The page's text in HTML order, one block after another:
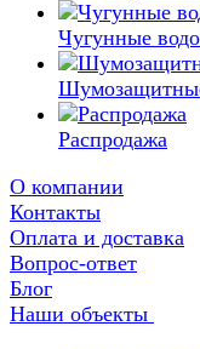
Чугунные
Распродажа
О компании
Контакты
Оплата и доставка
Вопрос-ответ
Блог
Наши объекты